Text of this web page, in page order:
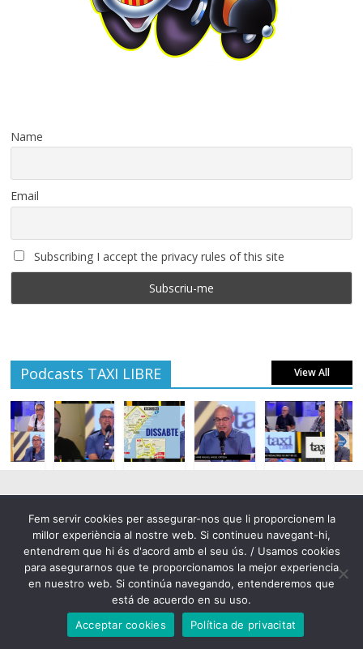
Name
Email
Subscribing I accept the privacy rules of this site
Podcasts TAXI LIBRE View All
Subscriu-te a les notícies del Taxi!
Totes les noticies, tota la actualitat, estem preparant la nova
Newsletter del STAC perque estiguis sempre informat de tot lo
mes rellevant.
Fem servir cookies per assegurar-nos que li proporcionem la
millor experiència al nostre web. Si continueu navegant-hi,
entendrem que hi és d'acord amb el seu ús. / Usamos cookies
para asegurarnos que te proporcionamos la mejor experiencia
en nuestro web. Si continúa navegando, entenderemos que
está de acuerdo en su uso.
Acceptar cookies
Política de privacitat